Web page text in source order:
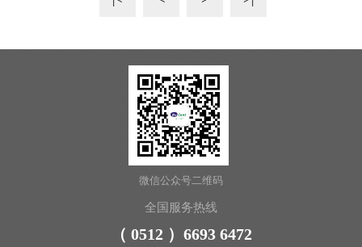
微信公众号二维码
全国服务热线
（ 0512 ）6693 6472